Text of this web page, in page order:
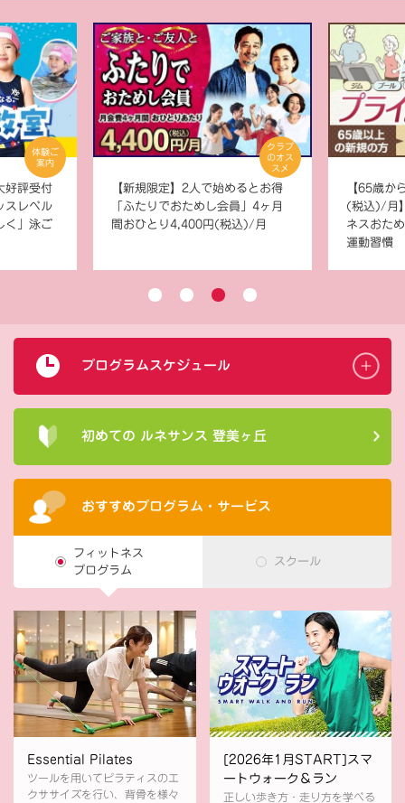
体験ご
案内
好評受付
スレベル
く」泳ご
クラブ
のオス
スメ
【新規限定】2人で始めるとお得
「ふたりでおためし会員」4ヶ月
間おひとり4,400円(税込)/月
【65歳か
(税込)/月
ネスおた
運動習慣
プログラムスケジュール
初めての ルネサンス 登美ヶ丘
おすすめプログラム・サービス
フィットネス
プログラム
スクール
Essential Pilates
ツールを用いてピラティスのエ
クササイズを行い、背骨を様々
[2026年1月START]スマ
ートウォーク＆ラン
正しい歩き方・走り方を学べる